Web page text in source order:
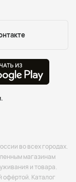
во всех городах.
магазинам
и товара.
офёртой. Каталог